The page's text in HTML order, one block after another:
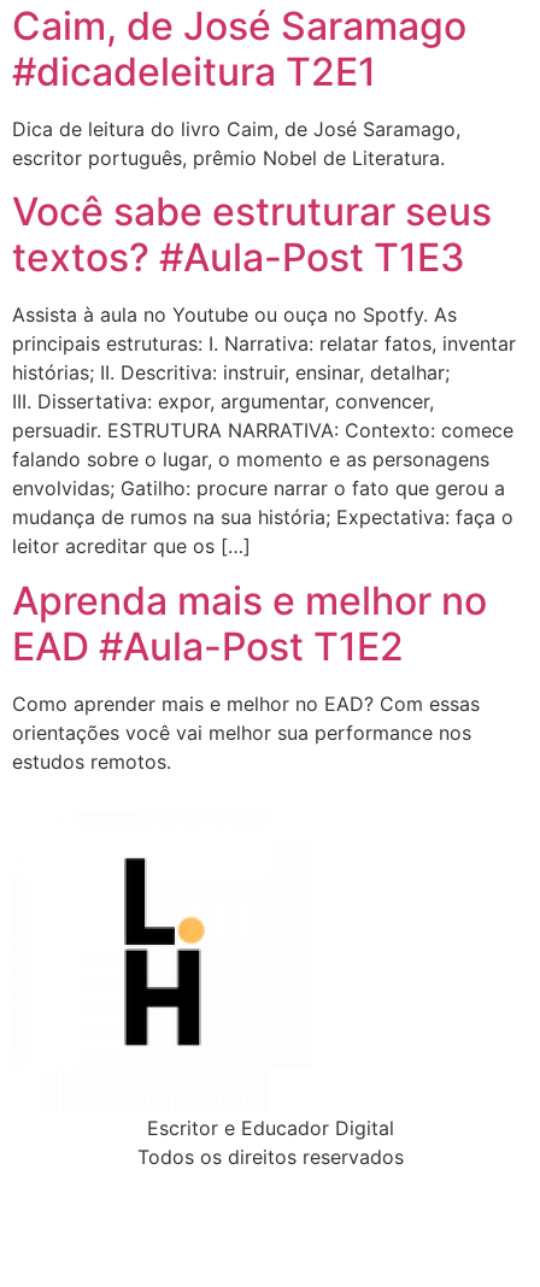
Caim, de José Saramago
#dicadeleitura T2E1
Dica de leitura do livro Caim, de José Saramago,
escritor português, prêmio Nobel de Literatura.
Você sabe estruturar seus
textos? #Aula-Post T1E3
Assista à aula no Youtube ou ouça no Spotfy. As
principais estruturas: I. Narrativa: relatar fatos, inventar
histórias; II. Descritiva: instruir, ensinar, detalhar;
III. Dissertativa: expor, argumentar, convencer,
persuadir. ESTRUTURA NARRATIVA: Contexto: comece
falando sobre o lugar, o momento e as personagens
envolvidas; Gatilho: procure narrar o fato que gerou a
mudança de rumos na sua história; Expectativa: faça o
leitor acreditar que os […]
Aprenda mais e melhor no
EAD #Aula-Post T1E2
Como aprender mais e melhor no EAD? Com essas
orientações você vai melhor sua performance nos
estudos remotos.
Escritor e Educador Digital
Todos os direitos reservados